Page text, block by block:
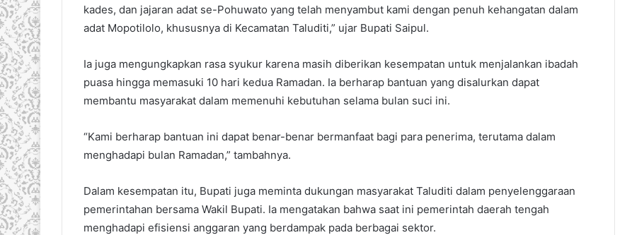
kades, dan jajaran adat se-Pohuwato yang telah menyambut kami dengan penuh kehangatan dalam
adat Mopotilolo, khususnya di Kecamatan Taluditi,” ujar Bupati Saipul.
Ia juga mengungkapkan rasa syukur karena masih diberikan kesempatan untuk menjalankan ibadah
puasa hingga memasuki 10 hari kedua Ramadan. Ia berharap bantuan yang disalurkan dapat
membantu masyarakat dalam memenuhi kebutuhan selama bulan suci ini.
“Kami berharap bantuan ini dapat benar-benar bermanfaat bagi para penerima, terutama dalam
menghadapi bulan Ramadan,” tambahnya.
Dalam kesempatan itu, Bupati juga meminta dukungan masyarakat Taluditi dalam penyelenggaraan
pemerintahan bersama Wakil Bupati. Ia mengatakan bahwa saat ini pemerintah daerah tengah
menghadapi efisiensi anggaran yang berdampak pada berbagai sektor.